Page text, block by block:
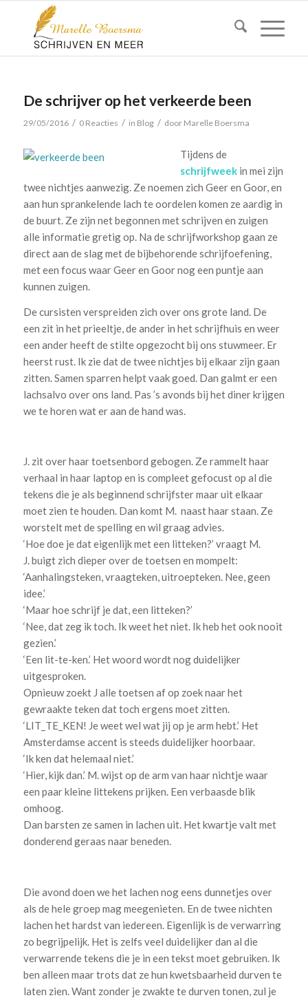
De schrijver op het verkeerde been
29/05/2016 / 0 Reacties / in Blog / door Marelle Boersma
Tijdens de
schrijfweek in mei zijn
twee nichtjes aanwezig. Ze noemen zich Geer en Goor, en
aan hun sprankelende lach te oordelen komen ze aardig in
de buurt. Ze zijn net begonnen met schrijven en zuigen
alle informatie gretig op. Na de schrijfworkshop gaan ze
direct aan de slag met de bijbehorende schrijfoefening,
met een focus waar Geer en Goor nog een puntje aan
kunnen zuigen.
De cursisten verspreiden zich over ons grote land. De
een zit in het prieeltje, de ander in het schrijfhuis en weer
een ander heeft de stilte opgezocht bij ons stuwmeer. Er
heerst rust. Ik zie dat de twee nichtjes bij elkaar zijn gaan
zitten. Samen sparren helpt vaak goed. Dan galmt er een
lachsalvo over ons land. Pas ’s avonds bij het diner krijgen
we te horen wat er aan de hand was.
J. zit over haar toetsenbord gebogen. Ze rammelt haar
verhaal in haar laptop en is compleet gefocust op al die
tekens die je als beginnend schrijfster maar uit elkaar
moet zien te houden. Dan komt M. naast haar staan. Ze
worstelt met de spelling en wil graag advies.
‘Hoe doe je dat eigenlijk met een litteken?’ vraagt M.
J. buigt zich dieper over de toetsen en mompelt:
‘Aanhalingsteken, vraagteken, uitroepteken. Nee, geen
idee.’
‘Maar hoe schrijf je dat, een litteken?’
‘Nee, dat zeg ik toch. Ik weet het niet. Ik heb het ook nooit
gezien.’
‘Een lit-te-ken.’ Het woord wordt nog duidelijker
uitgesproken.
Opnieuw zoekt J alle toetsen af op zoek naar het
gewraakte teken dat toch ergens moet zitten.
‘LIT_TE_KEN! Je weet wel wat jij op je arm hebt.’ Het
Amsterdamse accent is steeds duidelijker hoorbaar.
‘Ik ken dat helemaal niet.’
‘Hier, kijk dan.’ M. wijst op de arm van haar nichtje waar
een paar kleine littekens prijken. Een verbaasde blik
omhoog.
Dan barsten ze samen in lachen uit. Het kwartje valt met
donderend geraas naar beneden.
Die avond doen we het lachen nog eens dunnetjes over
als de hele groep mag meegenieten. En de twee nichten
lachen het hardst van iedereen. Eigenlijk is de verwarring
zo begrijpelijk. Het is zelfs veel duidelijker dan al die
verwarrende tekens die je in een tekst moet gebruiken. Ik
ben alleen maar trots dat ze hun kwetsbaarheid durven te
laten zien. Want zonder je zwakte te durven tonen, zul je